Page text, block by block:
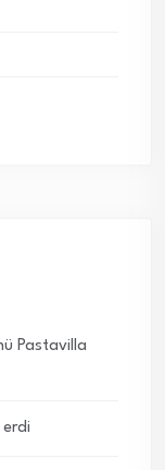
Pastavilla
erdi